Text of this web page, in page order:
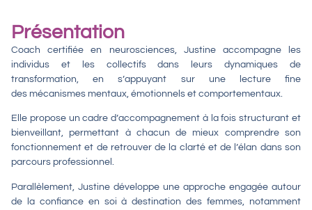
Présentation
Coach certifiée en neurosciences, Justine accompagne les
individus et les collectifs dans leurs dynamiques de
transformation, en s’appuyant sur une lecture fine
des mécanismes mentaux, émotionnels et comportementaux.
Elle propose un cadre d’accompagnement à la fois structurant et
bienveillant, permettant à chacun de mieux comprendre son
fonctionnement et de retrouver de la clarté et de l’élan dans son
parcours professionnel.
Parallèlement, Justine développe une approche engagée autour
de la confiance en soi à destination des femmes , notamment